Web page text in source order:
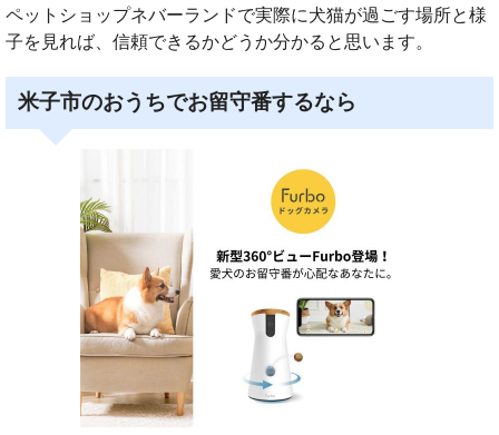
ペットショップネバーランドで実際に犬猫が過ごす場所と様
子を見れば、信頼できるかどうか分かると思います。
米子市のおうちでお留守番するなら